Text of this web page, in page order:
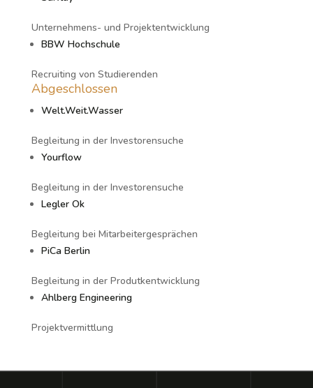
Unternehmens- und Projektentwicklung
BBW Hochschule
Recruiting von Studierenden
Abgeschlossen
Welt.Weit.Wasser
Begleitung in der Investorensuche
Yourflow
Begleitung in der Investorensuche
Legler Ok
Begleitung bei Mitarbeitergesprächen
PiCa Berlin
Begleitung in der Produtkentwicklung
Ahlberg Engineering
Projektvermittlung